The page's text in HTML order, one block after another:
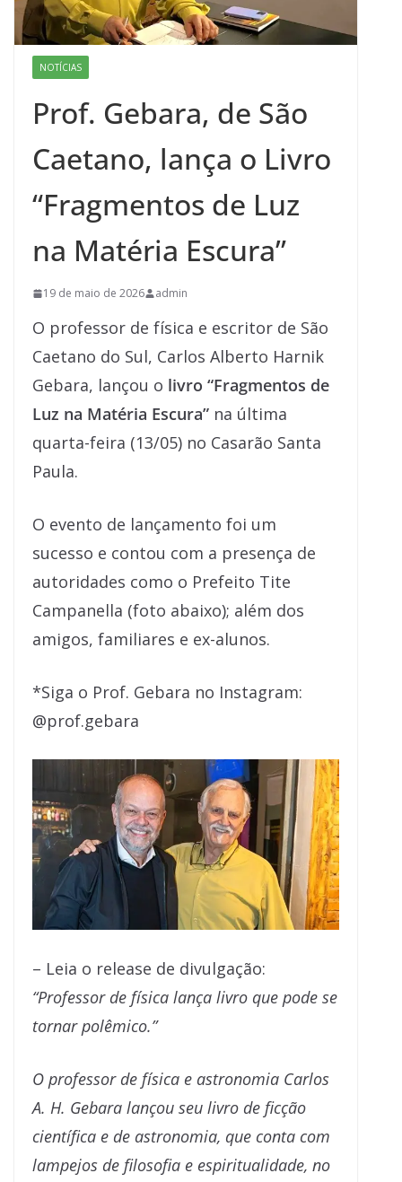
NOTÍCIAS
Prof. Gebara, de São
Caetano, lança o Livro
“Fragmentos de Luz
na Matéria Escura”
19 de maio de 2026 admin
O professor de física e escritor de São
Caetano do Sul, Carlos Alberto Harnik
Gebara, lançou o livro “Fragmentos de
Luz na Matéria Escura” na última
quarta-feira (13/05) no Casarão Santa
Paula.
O evento de lançamento foi um
sucesso e contou com a presença de
autoridades como o Prefeito Tite
Campanella (foto abaixo); além dos
amigos, familiares e ex-alunos.
*Siga o Prof. Gebara no Instagram:
@prof.gebara
– Leia o release de divulgação:
“Professor de física lança livro que pode se
tornar polêmico.”
O professor de física e astronomia Carlos
A. H. Gebara lançou seu livro de ficção
científica e de astronomia, que conta com
lampejos de filosofia e espiritualidade, no